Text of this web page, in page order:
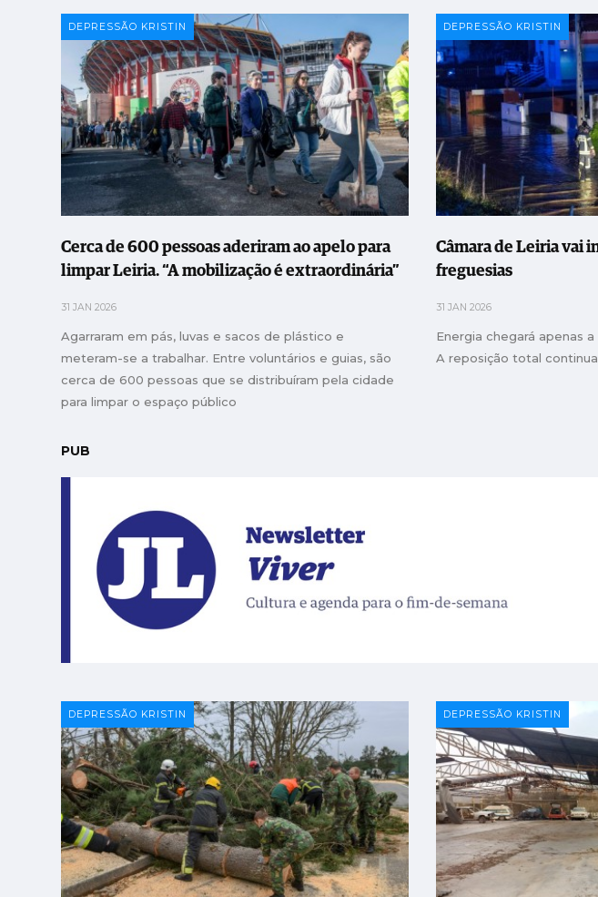
DEPRESSÃO KRISTIN
Cerca de 600 pessoas aderiram ao apelo para
limpar Leiria. “A mobilização é extraordinária”
31 JAN 2026
Agarraram em pás, luvas e sacos de plástico e
meteram-se a trabalhar. Entre voluntários e guias, são
cerca de 600 pessoas que se distribuíram pela cidade
para limpar o espaço público
DEPRESSÃO KRISTIN
Câmara de Leiria vai
freguesias
31 JAN 2026
Energia chegará apenas
A reposição total
PUB
DEPRESSÃO KRISTIN DEPRESSÃO KRISTIN